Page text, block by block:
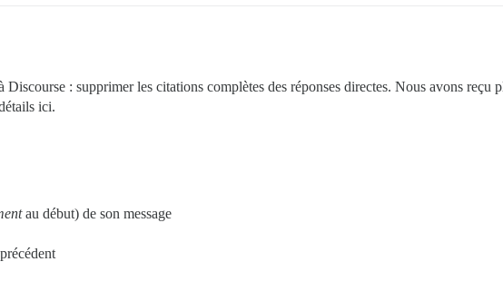
: supprimer les citations complètes des réponses directes. Nous avons reçu
ici.
au début) de son message